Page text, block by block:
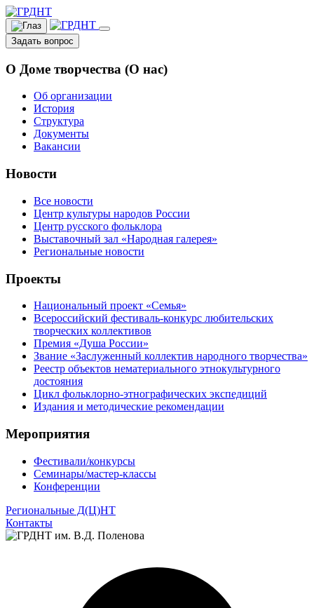
Задать вопрос
О Доме творчества (О нас)
Об организации
История
Структура
Документы
Вакансии
Новости
Все новости
Центр культуры народов России
Центр русского фольклора
Выставочный зал «Народная галерея»
Региональные новости
Проекты
Национальный проект «Семья»
Всероссийский фестиваль-конкурс любительских
творческих коллективов
Премия «Душа России»
Звание «Заслуженный коллектив народного творчества»
Реестр объектов нематериального этнокультурного
достояния
Цикл фольклорно-этнографических экспедиций
Издания и методические рекомендации
Мероприятия
Фестивали/конкурсы
Семинары/мастер-классы
Конференции
Региональные Д(Ц)НТ
Контакты